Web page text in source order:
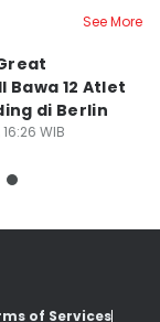
See More
Bawa 12 Atlet
di Berlin
WIB
of Services